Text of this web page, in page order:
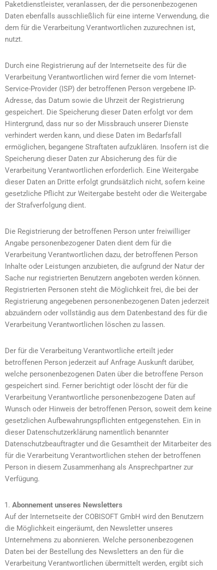
Paketdienstleister, veranlassen, der die personenbezogenen
Daten ebenfalls ausschließlich für eine interne Verwendung, die
dem für die Verarbeitung Verantwortlichen zuzurechnen ist,
nutzt.
Durch eine Registrierung auf der Internetseite des für die
Verarbeitung Verantwortlichen wird ferner die vom Internet-
Service-Provider (ISP) der betroffenen Person vergebene IP-
Adresse, das Datum sowie die Uhrzeit der Registrierung
gespeichert. Die Speicherung dieser Daten erfolgt vor dem
Hintergrund, dass nur so der Missbrauch unserer Dienste
verhindert werden kann, und diese Daten im Bedarfsfall
ermöglichen, begangene Straftaten aufzuklären. Insofern ist die
Speicherung dieser Daten zur Absicherung des für die
Verarbeitung Verantwortlichen erforderlich. Eine Weitergabe
dieser Daten an Dritte erfolgt grundsätzlich nicht, sofern keine
gesetzliche Pflicht zur Weitergabe besteht oder die Weitergabe
der Strafverfolgung dient.
Die Registrierung der betroffenen Person unter freiwilliger
Angabe personenbezogener Daten dient dem für die
Verarbeitung Verantwortlichen dazu, der betroffenen Person
Inhalte oder Leistungen anzubieten, die aufgrund der Natur der
Sache nur registrierten Benutzern angeboten werden können.
Registrierten Personen steht die Möglichkeit frei, die bei der
Registrierung angegebenen personenbezogenen Daten jederzeit
abzuändern oder vollständig aus dem Datenbestand des für die
Verarbeitung Verantwortlichen löschen zu lassen.
Der für die Verarbeitung Verantwortliche erteilt jeder
betroffenen Person jederzeit auf Anfrage Auskunft darüber,
welche personenbezogenen Daten über die betroffene Person
gespeichert sind. Ferner berichtigt oder löscht der für die
Verarbeitung Verantwortliche personenbezogene Daten auf
Wunsch oder Hinweis der betroffenen Person, soweit dem keine
gesetzlichen Aufbewahrungspflichten entgegenstehen. Ein in
dieser Datenschutzerklärung namentlich benannter
Datenschutzbeauftragter und die Gesamtheit der Mitarbeiter des
für die Verarbeitung Verantwortlichen stehen der betroffenen
Person in diesem Zusammenhang als Ansprechpartner zur
Verfügung.
Abonnement unseres Newsletters
Auf der Internetseite der COBISOFT GmbH wird den Benutzern
die Möglichkeit eingeräumt, den Newsletter unseres
Unternehmens zu abonnieren. Welche personenbezogenen
Daten bei der Bestellung des Newsletters an den für die
Verarbeitung Verantwortlichen übermittelt werden, ergibt sich